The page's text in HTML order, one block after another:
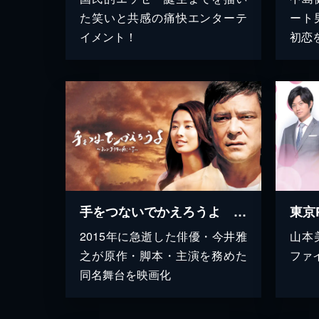
た笑いと共感の痛快エンターテ
イメント！
ート
初恋
手をつないでかえろうよ シャングリラの向こうで
2015年に急逝した俳優・今井雅
之が原作・脚本・主演を務めた
同名舞台を映画化
東
山本
ファ